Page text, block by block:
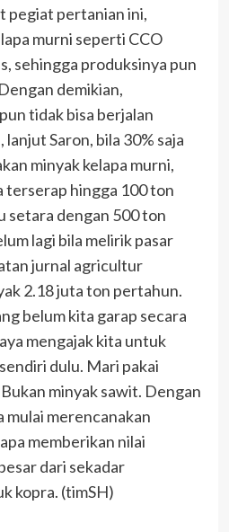
pegiat pertanian ini,
murni seperti CCO
sehingga produksinya pun
demikian,
tidak bisa berjalan
lanjut Saron, bila 30% saja
minyak kelapa murni,
terserap hingga 100 ton
setara dengan 500 ton
lagi bila melirik pasar
jurnal agricultur
2.18 juta ton pertahun.
belum kita garap secara
mengajak kita untuk
dulu. Mari pakai
minyak sawit. Dengan
mulai merencanakan
memberikan nilai
dari sekadar
kopra. (timSH)